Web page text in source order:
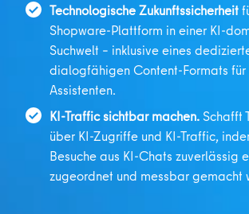
Technologische Zukunftssicherheit
Shopware-Plattform in einer KI-
Suchwelt – inklusive eines
dialogfähigen Content-Formats
Assistenten.
KI-Traffic sichtbar machen.Schafft
über KI-Zugriffe und KI-Traffic,
Besuche aus KI-Chats zuverlässig
zugeordnet und messbar gemacht